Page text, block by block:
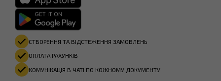
СТВОРЕННЯ ТА ВІДСТЕЖЕННЯ ЗАМОВЛЕНЬ
ОПЛАТА РАХУНКІВ​
КОМУНІКАЦІЯ В ЧАТІ ПО КОЖНОМУ ДОКУМЕНТУ